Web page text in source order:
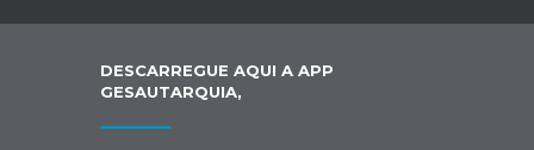
DESCARREGUE AQUI A APP
GESAUTARQUIA,